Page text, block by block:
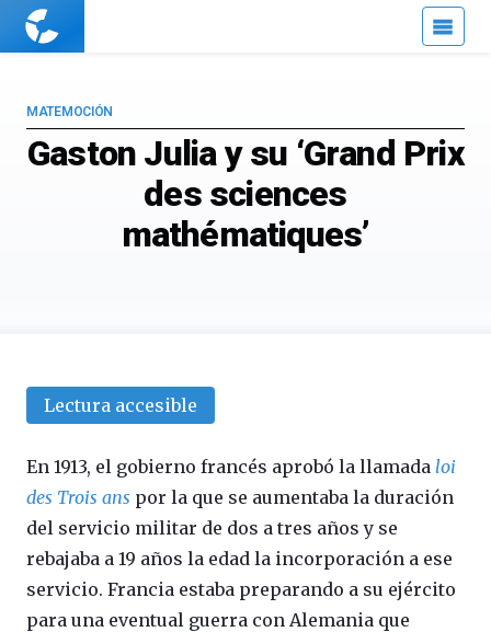
Cuaderno
Gaston Julia y su ‘Grand Prix
des sciences
mathématiques’
MATEMOCIÓN
Lectura accesible
En 1913, el gobierno francés aprobó la llamada loi
des Trois ans por la que se aumentaba la duración
del servicio militar de dos a tres años y se
rebajaba a 19 años la edad la incorporación a ese
servicio. Francia estaba preparando a su ejército
para una eventual guerra con Alemania que